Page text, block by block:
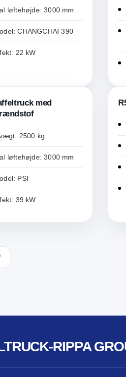
løftehøjde: 3000 mm
CHANGCHAI 390
22 kW
med
2500 kg
løftehøjde: 3000 mm
PSI
39 kW
RIPPA